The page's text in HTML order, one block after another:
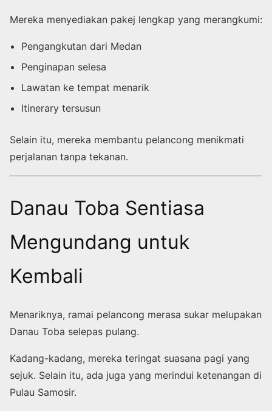
Mereka menyediakan pakej lengkap yang merangkumi:
Pengangkutan dari Medan
Penginapan selesa
Lawatan ke tempat menarik
Itinerary tersusun
Selain itu, mereka membantu pelancong menikmati
perjalanan tanpa tekanan.
Danau Toba Sentiasa
Mengundang untuk
Kembali
Menariknya, ramai pelancong merasa sukar melupakan
Danau Toba selepas pulang.
Kadang-kadang, mereka teringat suasana pagi yang
sejuk. Selain itu, ada juga yang merindui ketenangan di
Pulau Samosir.